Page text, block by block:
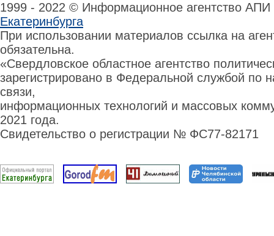
1999 - 2022 © Информационное агентство
Екатеринбурга
При использовании материалов ссылка на
обязательна.
«Свердловское областное агентство
зарегистрировано в Федеральной службой по
связи,
информационных технологий и массовых
2021 года.
Свидетельство о регистрации № ФС77-82171